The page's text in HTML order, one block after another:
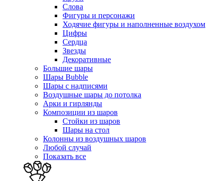
Слова
Фигуры и персонажи
Ходячие фигуры и наполненные воздухом
Цифры
Сердца
Звезды
Декоративные
Большие шары
Шары Bubble
Шары с надписями
Воздушные шары до потолка
Арки и гирлянды
Композиции из шаров
Стойки из шаров
Шары на стол
Колонны из воздушных шаров
Любой случай
Показать все